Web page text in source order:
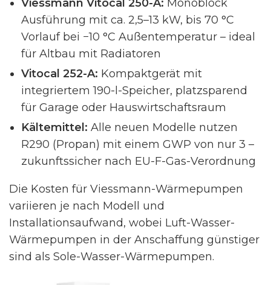
Viessmann Vitocal 250-A: Monoblock
Ausführung mit ca. 2,5–13 kW, bis 70 °C
Vorlauf bei −10 °C Außentemperatur – ideal
für Altbau mit Radiatoren
Vitocal 252-A: Kompaktgerät mit
integriertem 190-l-Speicher, platzsparend
für Garage oder Hauswirtschaftsraum
Kältemittel: Alle neuen Modelle nutzen
R290 (Propan) mit einem GWP von nur 3 –
zukunftssicher nach EU-F-Gas-Verordnung
Die Kosten für Viessmann-Wärmepumpen
variieren je nach Modell und
Installationsaufwand, wobei Luft-Wasser-
Wärmepumpen in der Anschaffung günstiger
sind als Sole-Wasser-Wärmepumpen.